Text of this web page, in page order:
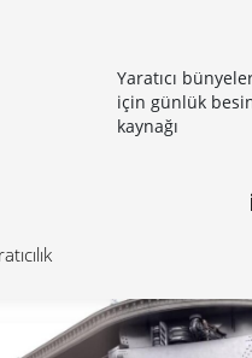
Yaratıcı
için günlük
kaynağı